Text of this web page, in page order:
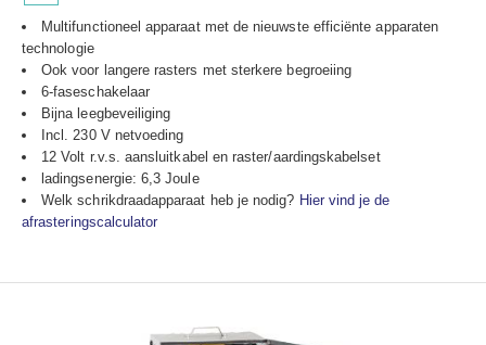
Multifunctioneel apparaat met de nieuwste efficiënte apparaten
technologie
Ook voor langere rasters met sterkere begroeiing
6-faseschakelaar
Bijna leegbeveiliging
Incl. 230 V netvoeding
12 Volt r.v.s. aansluitkabel en raster/aardingskabelset
ladingsenergie: 6,3 Joule
Welk schrikdraadapparaat heb je nodig? Hier vind je de
afrasteringscalculator